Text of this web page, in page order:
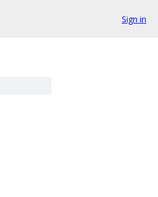
Sign in